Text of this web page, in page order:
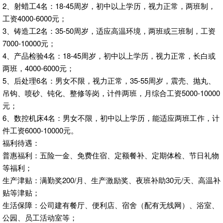
2、射蜡工4名：18-45周岁，初中以上学历，视力正常，两班制，
工资4000-6000元；
3、铸造工2名：35-50周岁，适应高温环境，两班或三班制，工资
7000-10000元；
4、产品检验4名：18-45周岁，初中以上学历，视力正常，长白或
两班，4000-6000元；
5、后处理6名：男女不限，视力正常，35-55周岁，震壳、抛丸、
吊钩、喷砂、钝化、整修等岗，计件两班，月综合工资5000-10000
元；
6、数控机床4名：男女不限，初中以上学历，能适应两班工作，计
件工资6000-10000元。
福利待遇：
普惠福利：五险一金、免费住宿、定额餐补、定期体检、节日礼物
等福利；
生产津贴：满勤奖200/月、生产激励奖、夜班补助30元/天、高温补
贴等津贴；
生活保障：公司建有餐厅、便利店、宿舍（配有无线网）、浴室、
公园、员工活动室等；